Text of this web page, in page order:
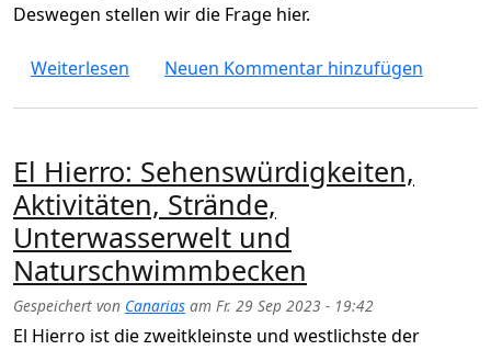
Deswegen stellen wir die Frage hier.
Weiterlesen über Teneriffa - Die wichtigsten
Neuen Kommentar hinzufügen
El Hierro: Sehenswürdigkeiten,
Aktivitäten, Strände,
Unterwasserwelt und
Naturschwimmbecken
Gespeichert von Canarias am Fr. 29 Sep 2023 - 19:42
El Hierro ist die zweitkleinste und westlichste der